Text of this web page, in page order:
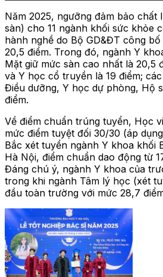
Năm 2025, ngưỡng đảm bảo chất
sàn) cho 11 ngành khối sức khỏe
hành nghề do Bộ GD&ĐT công
20,5 điểm. Trong đó, ngành Y
Mặt giữ mức sàn cao nhất là 20,5
và Y học cổ truyền là 19 điểm;
Điều dưỡng, Y học dự phòng, Hộ
điểm.
Về điểm chuẩn trúng tuyển, Học
mức điểm tuyệt đối 30/30 (áp
Bắc xét tuyển ngành Y khoa khối
Hà Nội, điểm chuẩn dao động từ
Đáng chú ý, ngành Y khoa của
trong khi ngành Tâm lý học (xét
đầu toàn trường với mức 28,7